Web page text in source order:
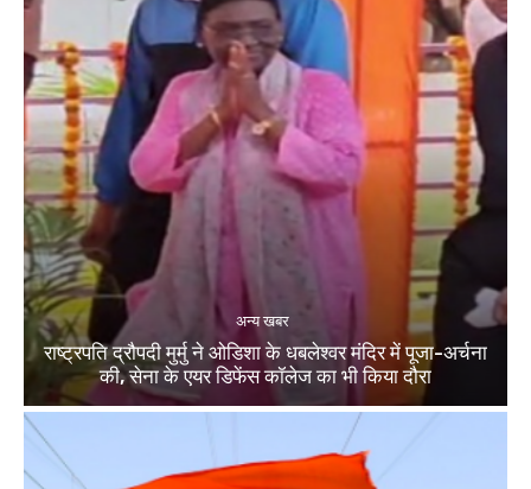
अन्य खबर
राष्ट्रपति द्रौपदी मुर्मु ने ओडिशा के धबलेश्वर मंदिर में पूजा-अर्चना
की, सेना के एयर डिफेंस कॉलेज का भी किया दौरा